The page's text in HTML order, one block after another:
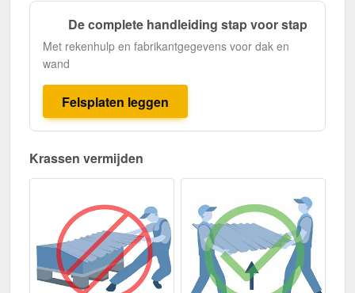
De complete handleiding stap voor stap
Met rekenhulp en fabrikantgegevens voor dak en
wand
Felsplaten leggen
Krassen vermijden